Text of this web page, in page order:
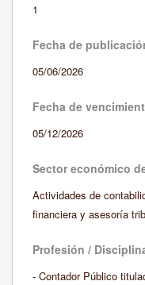
1
Fecha de
05/06/2026
Fecha de
05/12/2026
Sector económico
Actividades de
financiera y asesoría
Profesión /
- Contador Público